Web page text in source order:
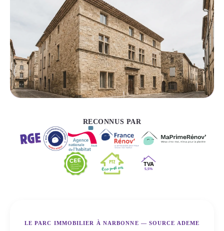
RECONNUS PAR
LE PARC IMMOBILIER À NARBONNE — SOURCE ADEME